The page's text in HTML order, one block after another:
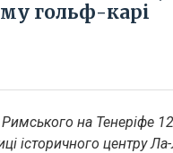
гольф-карі
на Тенеріфе
історичного центру